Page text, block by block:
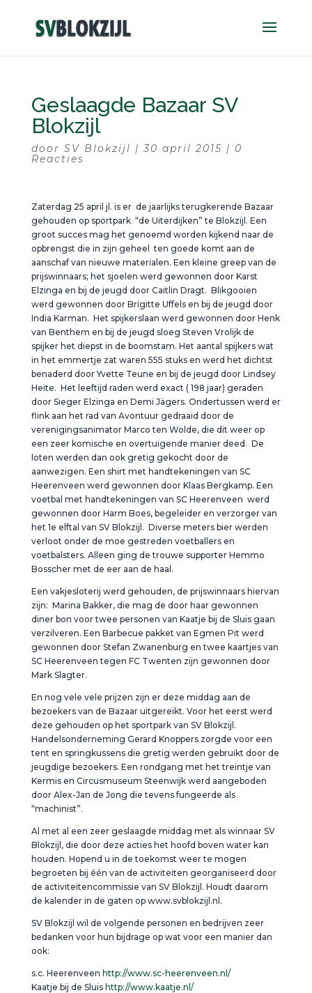
Geslaagde Bazaar SV
Blokzijl
door SV Blokzijl | 30 april 2015 | 0
Reacties
Zaterdag 25 april jl. is er de jaarlijks terugkerende Bazaar
gehouden op sportpark “de Uiterdijken” te Blokzijl. Een
groot succes mag het genoemd worden kijkend naar de
opbrengst die in zijn geheel ten goede komt aan de
aanschaf van nieuwe materialen. Een kleine greep van de
prijswinnaars; het sjoelen werd gewonnen door Karst
Elzinga en bij de jeugd door Caitlin Dragt. Blikgooien
werd gewonnen door Brigitte Uffels en bij de jeugd door
India Karman. Het spijkerslaan werd gewonnen door Henk
van Benthem en bij de jeugd sloeg Steven Vrolijk de
spijker het diepst in de boomstam. Het aantal spijkers wat
in het emmertje zat waren 555 stuks en werd het dichtst
benaderd door Yvette Teune en bij de jeugd door Lindsey
Heite. Het leeftijd raden werd exact ( 198 jaar) geraden
door Sieger Elzinga en Demi Jägers. Ondertussen werd er
flink aan het rad van Avontuur gedraaid door de
verenigingsanimator Marco ten Wolde, die dit weer op
een zeer komische en overtuigende manier deed. De
loten werden dan ook gretig gekocht door de
aanwezigen. Een shirt met handtekeningen van SC
Heerenveen werd gewonnen door Klaas Bergkamp. Een
voetbal met handtekeningen van SC Heerenveen werd
gewonnen door Harm Boes, begeleider en verzorger van
het 1e elftal van SV Blokzijl. Diverse meters bier werden
verloot onder de moe gestreden voetballers en
voetbalsters. Alleen ging de trouwe supporter Hemmo
Bosscher met de eer aan de haal.
Een vakjesloterij werd gehouden, de prijswinnaars hiervan
zijn: Marina Bakker, die mag de door haar gewonnen
diner bon voor twee personen van Kaatje bij de Sluis gaan
verzilveren. Een Barbecue pakket van Egmen Pit werd
gewonnen door Stefan Zwanenburg en twee kaartjes van
SC Heerenveen tegen FC Twenten zijn gewonnen door
Mark Slagter.
En nog vele vele prijzen zijn er deze middag aan de
bezoekers van de Bazaar uitgereikt. Voor het eerst werd
deze gehouden op het sportpark van SV Blokzijl.
Handelsonderneming Gerard Knoppers zorgde voor een
tent en springkussens die gretig werden gebruikt door de
jeugdige bezoekers. Een rondgang met het treintje van
Kermis en Circusmuseum Steenwijk werd aangeboden
door Alex-Jan de Jong die tevens fungeerde als
“machinist”.
Al met al een zeer geslaagde middag met als winnaar SV
Blokzijl, die door deze acties het hoofd boven water kan
houden. Hopend u in de toekomst weer te mogen
begroeten bij één van de activiteiten georganiseerd door
de activiteitencommissie van SV Blokzijl. Houdt daarom
de kalender in de gaten op www.svblokzijl.nl.
SV Blokzijl wil de volgende personen en bedrijven zeer
bedanken voor hun bijdrage op wat voor een manier dan
ook:
s.c. Heerenveen http://www.sc-heerenveen.nl/
Kaatje bij de Sluis http://www.kaatje.nl/